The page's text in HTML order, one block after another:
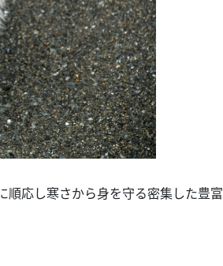
順応し寒さから身を守る密集した豊富